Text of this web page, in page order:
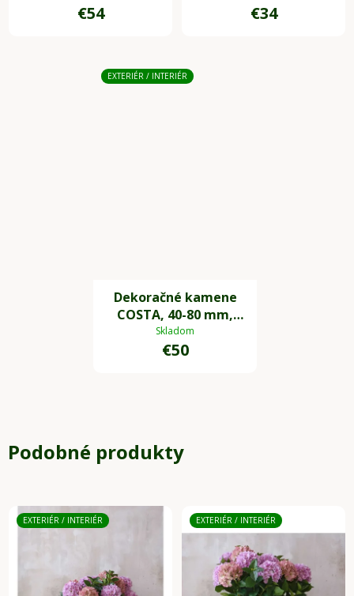
€54 €34
EXTERIÉR / INTERIÉR
Dekoračné kamene
COSTA, 40-80 mm,
plast, čierna
Skladom
€50
Podobné produkty
EXTERIÉR / INTERIÉR EXTERIÉR / INTERIÉR